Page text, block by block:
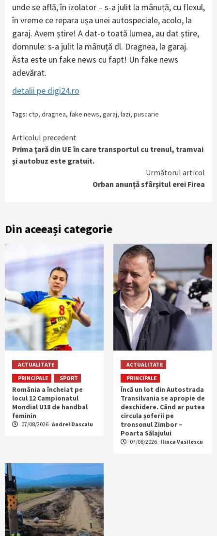
unde se află, în izolator – s-a julit la mânuță, cu flexul,
în vreme ce repara ușa unei autospeciale, acolo, la
garaj. Avem știre! A dat-o toată lumea, au dat știre,
domnule: s-a julit la mânuță dl. Dragnea, la garaj.
Ăsta este un fake news cu fapt! Un fake news
adevărat.
detalii pe digi24.ro
Tags: ctp, dragnea, fake news, garaj, lazi, puscarie
Continue
Reading
Articolul precedent
Prima ţară din UE în care transportul cu trenul, tramvai
şi autobuz este gratuit.
Următorul articol
Orban anunță sfârșitul erei Firea
Din aceeași categorie
ACTUALITATE
PRINCIPALE
SPORT
România a încheiat pe
locul 12 Campionatul
Mondial U18 de handbal
feminin
07/08/2026 Andrei Dascalu
ACTUALITATE
PRINCIPALE
Încă un lot din Autostrada
Transilvania se apropie de
deschidere. Când ar putea
circula șoferii pe
tronsonul Zimbor –
Poarta Sălajului
07/08/2026 Ilinca Vasilescu